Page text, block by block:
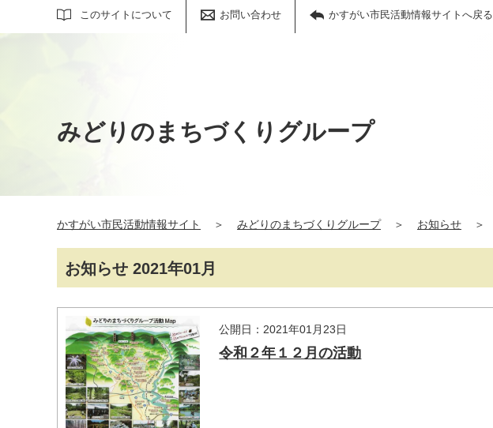
このサイトについて お問い合わせ かすがい市民活動情報サイトへ戻る
サイト内検索
みどりのまちづくりグループ
かすがい市民活動情報サイト ＞ みどりのまちづくりグループ ＞ お知らせ ＞
お知らせ 2021年01月
公開日：2021年01月23日
令和２年１２月の活動